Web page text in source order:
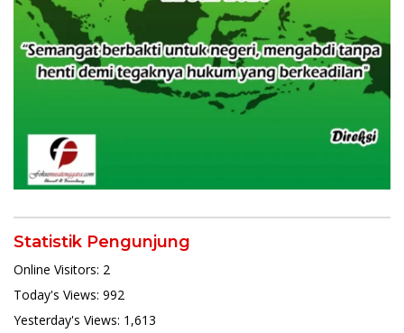
Statistik Pengunjung
Online Visitors: 2
Today's Views: 992
Yesterday's Views: 1,613